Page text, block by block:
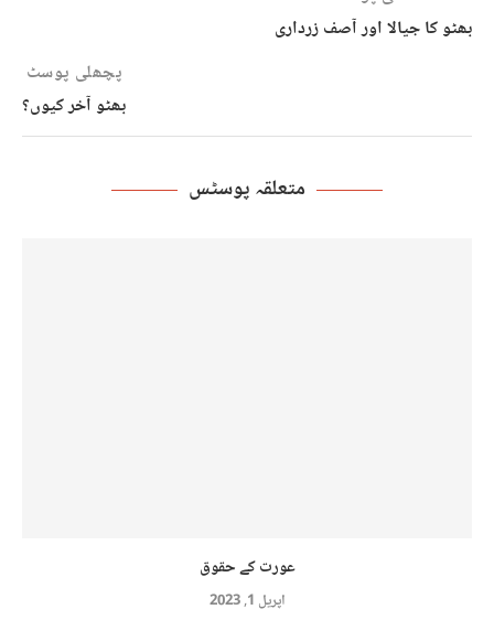
بھٹو کا جیالا اور آصف زرداری
پچھلی پوسٹ
بھٹو آخر کیوں؟
متعلقہ پوسٹس
عورت کے حقوق
اپریل 1, 2023